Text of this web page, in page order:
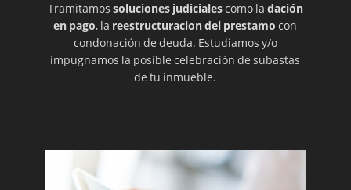
Tramitamos soluciones judicialescomo la dación
en pago, la reestructuracion del prestamo con
condonación de deuda. Estudiamos y/o
impugnamos la posible celebración de subastas
de tu inmueble.